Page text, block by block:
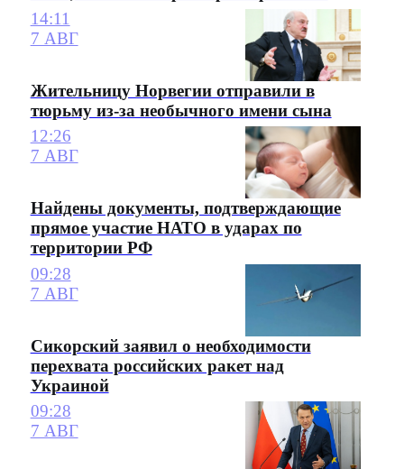
14:11
7 АВГ
Жительницу Норвегии отправили в
тюрьму из-за необычного имени сына
12:26
7 АВГ
Найдены документы, подтверждающие
прямое участие НАТО в ударах по
территории РФ
09:28
7 АВГ
Сикорский заявил о необходимости
перехвата российских ракет над
Украиной
09:28
7 АВГ